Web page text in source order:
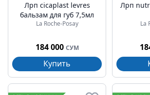
Лрп cicaplast levres
бальзам для губ 7,5мл
La Roche-Posay
184 000 СУМ
Купить
Лрп
La